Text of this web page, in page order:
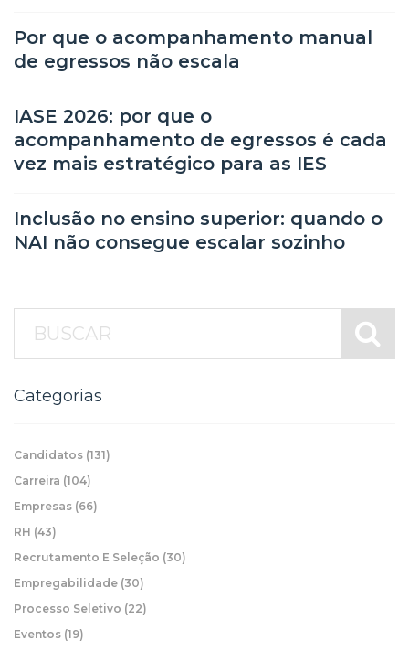
Por que o acompanhamento manual
de egressos não escala
IASE 2026: por que o
acompanhamento de egressos é cada
vez mais estratégico para as IES
Inclusão no ensino superior: quando o
NAI não consegue escalar sozinho
Categorias
Candidatos (131)
Carreira (104)
Empresas (66)
RH (43)
Recrutamento E Seleção (30)
Empregabilidade (30)
Processo Seletivo (22)
Eventos (19)